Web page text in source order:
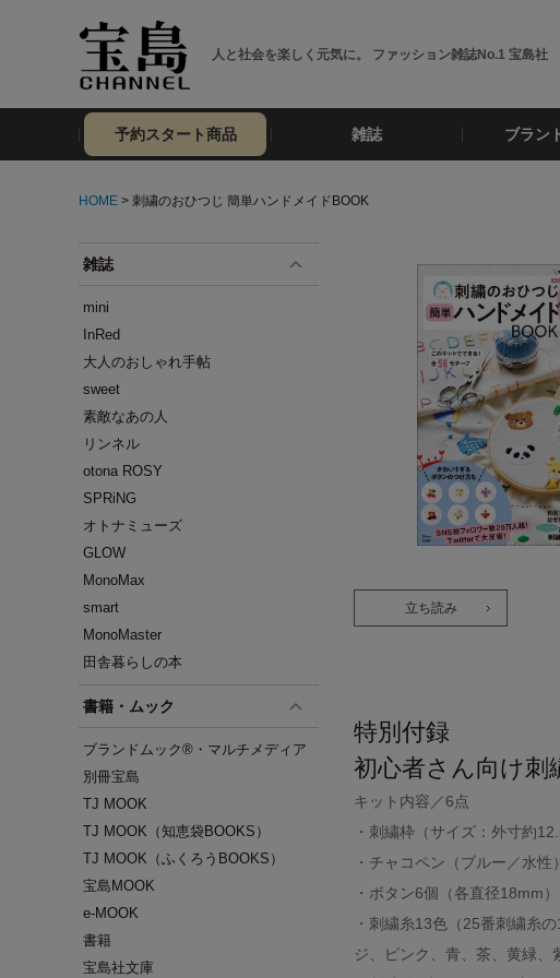
人と社会を楽しく元気に。 ファッション雑誌No.1 宝島社
予約スタート商品 雑誌 ブラン
HOME > 刺繍のおひつじ 簡単ハンドメイドBOOK
雑誌
mini
InRed
大人のおしゃれ手帖
sweet
素敵なあの人
リンネル
otona ROSY
SPRiNG
オトナミューズ
GLOW
MonoMax
smart
MonoMaster
田舎暮らしの本
書籍・ムック
ブランドムック®・マルチメディア
別冊宝島
TJ MOOK
TJ MOOK（知恵袋BOOKS）
TJ MOOK（ふくろうBOOKS）
宝島MOOK
e-MOOK
書籍
宝島社文庫
立ち読み
特別付録
初心者さん向け刺
キット内容／6点
・刺繍枠（サイズ：外寸約
・チャコペン（ブルー／水性）
・ボタン6個（各直径18mm）
・刺繍糸13色（25番刺繍糸
ジ、ピンク、青、茶、黄緑、